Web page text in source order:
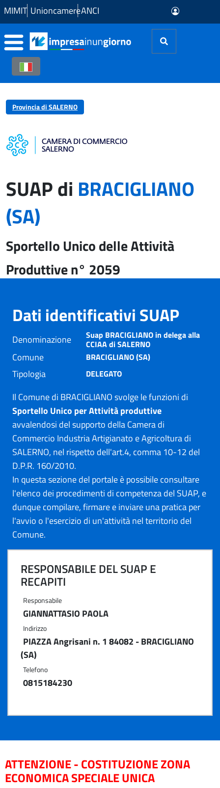
Skip to Main Content
MIMIT UnioncamereANCI
Provincia di SALERNO
SUAP di BRACIGLIANO
(SA)
Sportello Unico delle Attività
Produttive n° 2059
Dati identificativi SUAP
Denominazione Suap BRACIGLIANO in delega alla
CCIAA di SALERNO
Comune BRACIGLIANO (SA)
Tipologia DELEGATO
Il Comune di BRACIGLIANO svolge le funzioni di
Sportello Unico per Attività produttive
avvalendosi del supporto della Camera di
Commercio Industria Artigianato e Agricoltura di
SALERNO, nel rispetto dell'art.4, comma 10-12 del
D.P.R. 160/2010.
In questa sezione del portale è possibile consultare
l'elenco dei procedimenti di competenza del SUAP, e
dunque compilare, firmare e inviare una pratica per
l'avvio o l'esercizio di un'attività nel territorio del
Comune.
RESPONSABILE DEL SUAP E
RECAPITI
Responsabile
GIANNATTASIO PAOLA
Indirizzo
PIAZZA Angrisani n. 1 84082 - BRACIGLIANO
(SA)
Telefono
0815184230
ATTENZIONE - COSTITUZIONE ZONA
ECONOMICA SPECIALE UNICA